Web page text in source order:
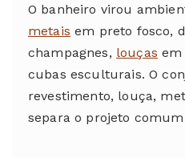
O banheiro virou
metais em preto fosco,
champagnes, louças em
cubas esculturais. O
revestimento, louça,
separa o projeto